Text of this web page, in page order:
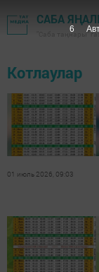
САБА
"Саба таңнары"
Котлаулар
01 июль 2026, 09:03
6